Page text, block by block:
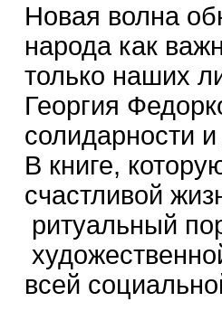
Новая волна
народа как
только наших
Георгия
солидарности
В книге,
счастливой
ритуальный
всей